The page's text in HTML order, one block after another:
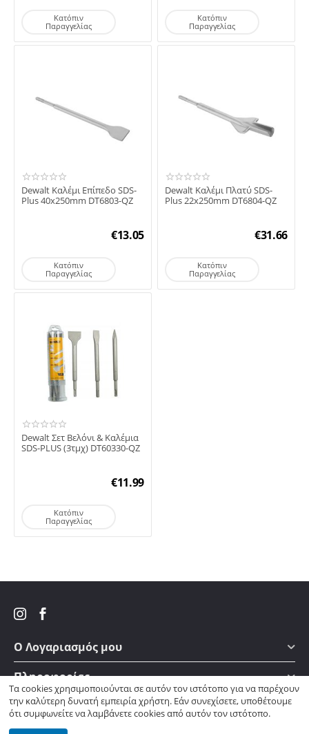
Κατόπιν
Παραγγελίας
Κατόπιν
Παραγγελίας
Dewalt Καλέμι Επίπεδο SDS-
Plus 40x250mm DT6803-QZ
€13.05
Κατόπιν
Παραγγελίας
Dewalt Καλέμι Πλατύ SDS-
Plus 22x250mm DT6804-QZ
€31.66
Κατόπιν
Παραγγελίας
Dewalt Σετ Βελόνι & Καλέμια
SDS-PLUS (3τμχ) DT60330-QZ
€11.99
Κατόπιν
Παραγγελίας
Ο Λογαριασμός μου
Πληροφορίες
Πως θα μας βρείτε
Τα cookies χρησιμοποιούνται σε αυτόν τον ιστότοπο για να παρέχουν
την καλύτερη δυνατή εμπειρία χρήστη. Εάν συνεχίσετε, υποθέτουμε
ότι συμφωνείτε να λαμβάνετε cookies από αυτόν τον ιστότοπο.